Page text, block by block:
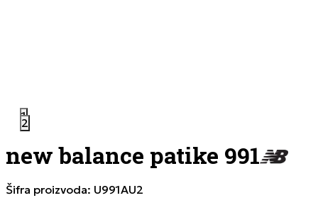
1
2
new balance patike 991
Šifra proizvoda: U991AU2